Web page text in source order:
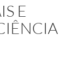
E